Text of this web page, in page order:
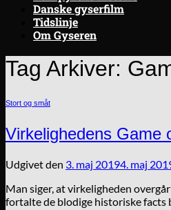
Danske gyserfilm
Tidslinje
Om Gyseren
Tag Arkiver:
Stort og småt
Virkelighedens Game
Udgivet den 3. maj 20194. maj
Man siger, at virkeligheden
fortalte de blodige historiske facts